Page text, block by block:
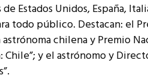
Estados Unidos, España,
todo público. Destacan: el
astrónoma chilena y Premio
y elastrónomo y